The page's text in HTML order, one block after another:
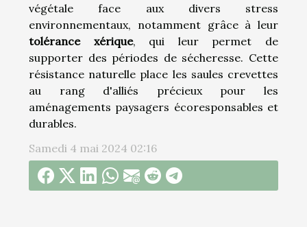
végétale face aux divers stress
environnementaux, notamment grâce à leur
tolérance xérique, qui leur permet de
supporter des périodes de sécheresse. Cette
résistance naturelle place les saules crevettes
au rang d'alliés précieux pour les
aménagements paysagers écoresponsables et
durables.
Samedi 4 mai 2024 02:16